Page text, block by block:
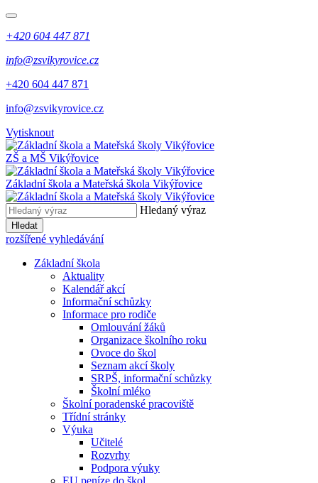
+420 604 447 871
info@zsvikyrovice.cz
+420 604 447 871
info@zsvikyrovice.cz
Vytisknout
ZŠ a MŠ Vikýřovice
Základní škola a Mateřská škola Vikýřovice
Hledaný výraz
Hledat
rozšířené vyhledávání
Základní škola
Aktuality
Kalendář akcí
Informační schůzky
Informace pro rodiče
Omlouvání žáků
Organizace školního roku
Ovoce do škol
Seznam akcí školy
SRPŠ, informační schůzky
Školní mléko
Školní poradenské pracoviště
Třídní stránky
Výuka
Učitelé
Rozvrhy
Podpora výuky
EU peníze do škol